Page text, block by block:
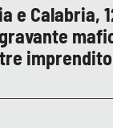
e Calabria,